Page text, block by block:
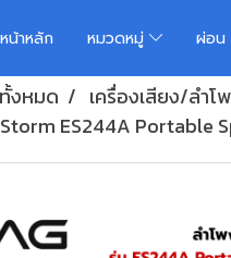
หน้าหลัก หมวดหมู่ ผ่อน
งหมด เครื่องเสียง/ลำโ
Storm ES244A Portable